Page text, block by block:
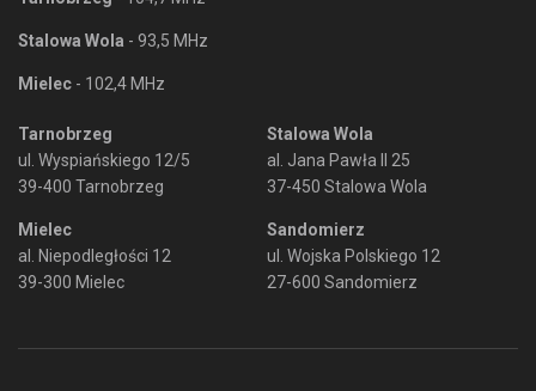
Stalowa Wola - 93,5 MHz
Mielec - 102,4 MHz
Tarnobrzeg
ul. Wyspiańskiego 12/5
39-400 Tarnobrzeg
Mielec
al. Niepodległości 12
39-300 Mielec
Stalowa Wola
al. Jana Pawła II 25
37-450 Stalowa Wola
Sandomierz
ul. Wojska Polskiego 12
27-600 Sandomierz